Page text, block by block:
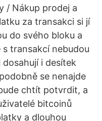
/ Nákup prodej a
za transakci si jí
do svého bloku a
transakcí nebudou
i desítek
se nenajde
chtít potvrdit, a
bitcoinů
a dlouhou